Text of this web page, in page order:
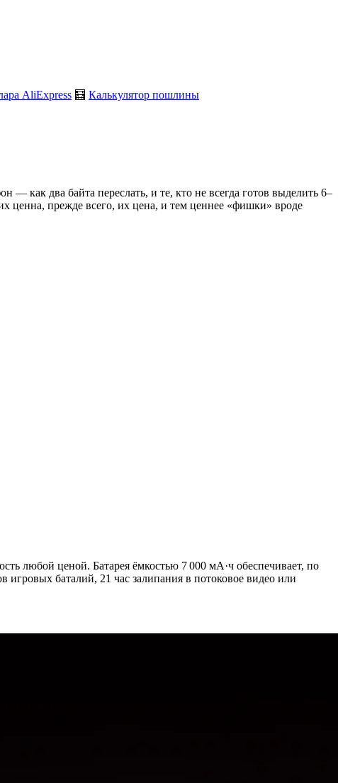
AliExpress 🧮 Калькулятор пошлины
— как два байта переслать, и те, кто не всегда готов выделить 6–
ценна, прежде всего, их цена, и тем ценнее «фишки» вроде
любой ценой. Батарея ёмкостью 7 000 мА·ч обеспечивает, по
игровых баталий, 21 час залипания в потоковое видео или